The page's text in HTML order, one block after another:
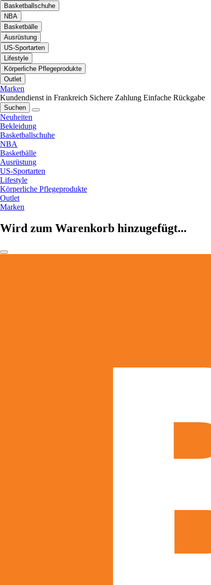
Basketballschuhe
NBA
Basketbälle
Ausrüstung
US-Sportarten
Lifestyle
Körperliche Pflegeprodukte
Outlet
Marken
Kundendienst in Frankreich Sichere Zahlung Einfache Rückgabe
Suchen
Neuheiten
Bekleidung
Basketballschuhe
NBA
Basketbälle
Ausrüstung
US-Sportarten
Lifestyle
Körperliche Pflegeprodukte
Outlet
Marken
Wird zum Warenkorb hinzugefügt...